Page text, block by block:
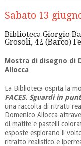
Sabato 13
Biblioteca Giorgio
Grosoli, 42 (Barco)
Mostra di disegno di
Allocca
La Biblioteca ospita la
FACES. Sguardi in
una raccolta di ritratti
Domenico Allocca
di matite e pastelli
esposte esplorano il
ritratto realistico e